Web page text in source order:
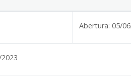
Abertura: 05/